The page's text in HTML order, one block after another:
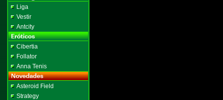
Liga
Vestir
Antcity
Cibertia
Follator
Anna Tenis
Asteroid Field
Strategy